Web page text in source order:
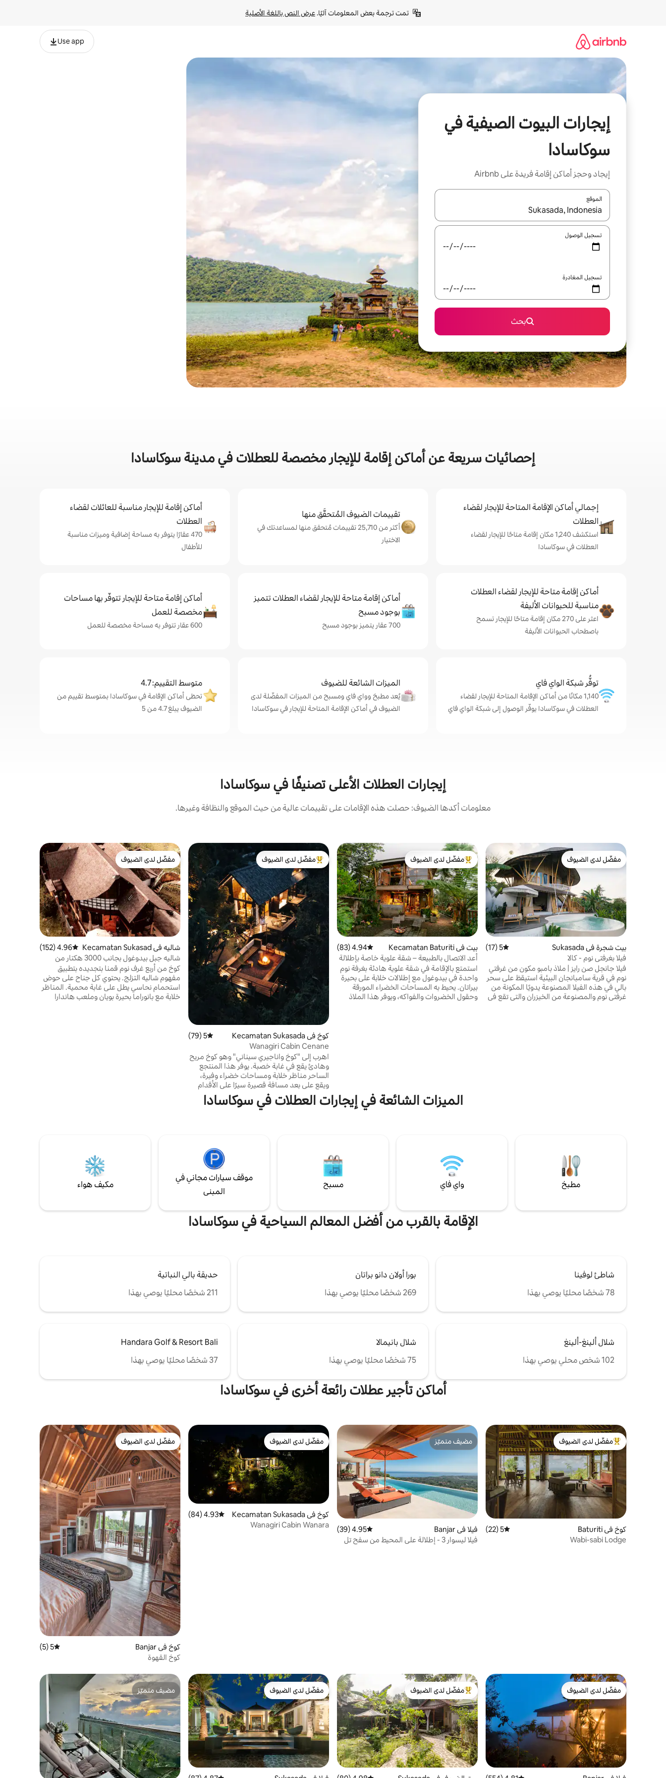
تمت ترجمة بعض المعلومات آليًا. عرض النص باللغة الأصلية
Use app
إيجارات البيوت الصيفية في
سوكاسادا
إيجاد وحجز أماكن إقامة فريدة على Airbnb
الموقع
عند توفر النتائج، انتقل باستخدام السهمين لأعلى ولأسفل أو استكشف عن طريق اللمس أو السحب.
تسجيل الوصول
تسجيل المغادرة
بحث
إحصائيات سريعة عن أماكن إقامة للإيجار مخصصة للعطلات في مدينة سوكاسادا
إجمالي أماكن الإقامة المتاحة للإيجار لقضاء
العطلات
استكشف 1,240 مكان إقامة متاحًا للإيجار لقضاء
العطلات في سوكاسادا
تقييمات الضيوف المُتحقَّق منها
أكثر من 25,710 تقييمات مُتحقق منها لمساعدتك في
الاختيار
أماكن إقامة للإيجار مناسبة للعائلات لقضاء
العطلات
470 عقارًا يتوفر به مساحة إضافية وميزات مناسبة
للأطفال
أماكن إقامة متاحة للإيجار لقضاء العطلات
مناسبة للحيوانات الأليفة
اعثر على 270 مكان إقامة متاحًا للإيجار تسمح
باصطحاب الحيوانات الأليفة
أماكن إقامة متاحة للإيجار لقضاء العطلات تتميز
بوجود مسبح
700 عقار يتميز بوجود مسبح
أماكن إقامة متاحة للإيجار تتوفّر بها مساحات
مخصصة للعمل
600 عقار تتوفر به مساحة مخصصة للعمل
توفُّر شبكة الواي فاي
1,140 مكانًا من أماكن الإقامة المتاحة للإيجار لقضاء
العطلات في سوكاسادا يوفّر الوصول إلى شبكة الواي فاي
الميزات الشائعة للضيوف
يُعد مطبخ وواي فاي ومسبح من الميزات المفضّلة لدى
الضيوف في أماكن الإقامة المتاحة للإيجار في سوكاسادا
متوسط التقييم: 4.7
تحظى أماكن الإقامة في سوكاسادا بمتوسط تقييم من
الضيوف يبلغ 4.7 من 5
إيجارات العطلات الأعلى تصنيفًا في سوكاسادا
معلومات أكدها الضيوف: حصلت هذه الإقامات على تقييمات عالية من حيث الموقع والنظافة وغيرها.
مفضّل لدى الضيوف
مفضّل لدى الضيوف
بيت شجرة في Sukasada متوسط التقييم 5 من 5، 17 مراجعات
5 (17)
فيلا بغرفتي نوم - كالا
فيلا جانجل صن رايز | ملاذ بامبو مكون من غرفتي
نوم في قرية سامبانجان البيئية استيقظ على سحر
بالي في هذه الفيلا المصنوعة يدويًا المكونة من
غرفتي نوم والمصنوعة من الخيزران والتي تقع في
من أبرز البيوت المفضّلة لدى الضيوف
مفضّل لدى الضيوف
بيت في Kecamatan Baturiti متوسط التقييم 4.94 من 5، 83 مراجعات
4.94 (83)
أعد الاتصال بالطبيعة – شقة علوية خاصة بإطلالة
على البحيرة
استمتع بالإقامة في شقة علوية هادئة بغرفة نوم
واحدة في بيدوغول مع إطلالات خلابة على بحيرة
بيراتان. يحيط به المساحات الخضراء المورقة
وحقول الخضروات والفواكه، ويوفر هذا الملاذ
من أبرز البيوت المفضّلة لدى الضيوف
مفضّل لدى الضيوف
كوخ في Kecamatan Sukasada متوسط التقييم 5 من 5، 79 مراجعات
5 (79)
Wanagiri Cabin Cenane
اهرب إلى "كوخ واناجيري سيناني" وهو كوخ مريح
وهادئ يقع في غابة خصبة. يوفر هذا المنتجع
الساحر مناظر خلابة ومساحات خضراء وفيرة،
ويقع على بعد مسافة قصيرة سيرًا على الأقدام
من شلال مذهل. مثالية لمحبي الطبيعة الذين
يبحثون عن الهدوء، والاسترخاء على السطح
الفسيح، والاستمتاع بهواء الغابة النقي،
رحلتك اليوم واستمتع بتجربة جنة الطبيعة.
مفضّل لدى الضيوف
مفضّل لدى الضيوف
شاليه في Kecamatan Sukasad
a
متوسط التقييم 4.96 من 5، 152 مراجعات
4.96 (152)
شاليه جبل بيدوغول بجانب 3000 هكتار من
الغابات
كوخ من أربع غرف نوم قمنا بتجديده بتطبيق
مفهوم شاليه التزلج. يحتوي كل جناح على حوض
استحمام نحاسي يطل على غابة محمية. المناظر
خلابة مع بانوراما بحيرة بويان وملعب هاندارا
الميزات الشائعة في إيجارات العطلات في سوكاسادا
مطبخ واي فاي مسبح
موقف سيارات مجاني في
المبنى
مكيف هواء
الإقامة بالقرب من أفضل المعالم السياحية في سوكاسادا
شاطئ لوفينا
78 شخصًا محليًا يوصي بهذا
بورا أولان دانو براتان
269 شخصًا محليًا يوصي بهذا
حديقة بالي النباتية
211 شخصًا محليًا يوصي بهذا
شلال ألينغ-ألينغ
102 شخص محلي يوصي بهذا
شلال بانيمالا
75 شخصًا محليًا يوصي بهذا
Handara Golf & Resort Bali
37 شخصًا محليًا يوصي بهذا
أماكن تأجير عطلات رائعة أخرى في سوكاسادا
من أبرز البيوت المفضّلة لدى الضيوف
مفضّل لدى الضيوف
كوخ في Baturiti متوسط التقييم 5 من 5، 22 مراجعات
5 (22)
Wabi-sabi Lodge
مضيف متميّز
مضيف متميّز
فيلا في Banjar متوسط التقييم 4.95 من 5، 39 مراجعات
4.95 (39)
فيلا ليسوار 3 - إطلالة على المحيط من سفح تل
مفضّل لدى الضيوف
مفضّل لدى الضيوف
كوخ في Kecamatan Sukasada متوسط التقييم 4.93 من 5، 84 مراجعات
4.93 (84)
Wanagiri Cabin Wanara
مفضّل لدى الضيوف
مفضّل لدى الضيوف
كوخ في Banjar متوسط التقييم 5 من 5، 5 مراجعات
5 (5)
كوخ القهوة
مفضّل لدى الضيوف
مفضّل لدى الضيوف
من أبرز البيوت المفضّلة لدى الضيوف
مفضّل لدى الضيوف
مفضّل لدى الضيوف
مفضّل لدى الضيوف
مضيف متميّز
مضيف متميّز